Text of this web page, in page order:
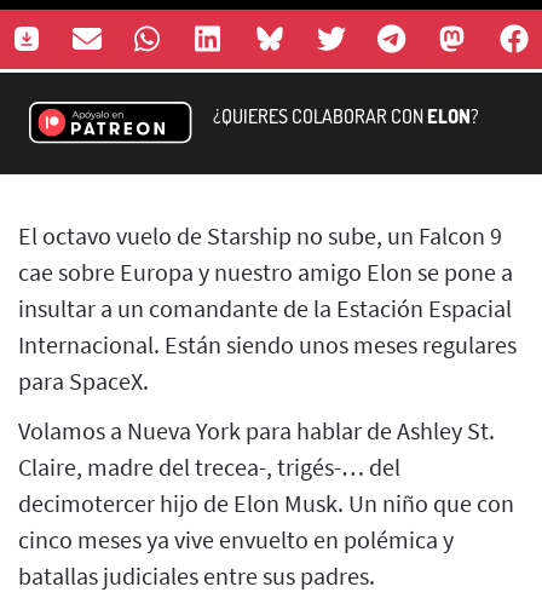
¿QUIERES COLABORAR CONELON?
El octavo vuelo de Starship no sube, un Falcon 9
cae sobre Europa y nuestro amigo Elon se pone a
insultar a un comandante de la Estación Espacial
Internacional. Están siendo unos meses regulares
para SpaceX.
Volamos a Nueva York para hablar de Ashley St.
Claire, madre del trecea-, trigés-… del
decimotercer hijo de Elon Musk. Un niño que con
cinco meses ya vive envuelto en polémica y
batallas judiciales entre sus padres.